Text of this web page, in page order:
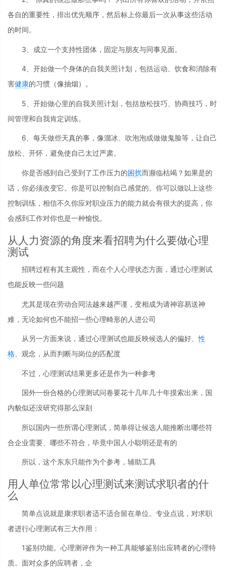
各自的重要性，排出优先顺序，然后标上你最后一次从事这些活动
的时间。
3、成立一个支持性团体，固定与朋友与同事见面。
4、开始做一个身体的自我关照计划，包括运动、饮食和消除有
害健康的习惯（像抽烟）。
5、开始做心里的自我关照计划，包括放松技巧、协商技巧，时
间管理和自我肯定训练。
6、每天做些天真的事，像溜冰、吹泡泡或做做鬼脸等，让自己
放松、开怀，避免使自己太过严肃。
你是否感到自己受到了工作压力的困扰而濒临枯竭？如果是的
话，你必须改变它。你是可以控制自己感觉的。你可以做以上这些
控制训练，相信不久你应对职业压力的能力就会有很大的提高，你
会感到工作对你也是一种愉悦。
从人力资源的角度来看招聘为什么要做心理
测试
招聘过程有其主观性，而在个人心理状态方面，通过心理测试
也能反映一些问题
尤其是现在劳动合同法越来越严谨，变相成为请神容易送神
难，无论如何也不能招一些心理畸形的人进公司
从另一方面来说，通过心理测试也能反映候选人的偏好、性
格、观念，从而判断与岗位的匹配度
不过，心理测试结果更多还是作为一种参考
国外一份合格的心理测试问卷要花十几年几十年摸索出来，国
内貌似还没研究得那么深刻
所以国内一些所谓心理测试，简单得让候选人能推断出哪些符
合企业需要、哪些不符合，毕竟中国人小聪明还是有的
所以，这个东东只能作为个参考，辅助工具
用人单位常常以心理测试来测试求职者的什
么
简单点说就是康求职者适不适合留在单位。专业点说，对求职
者进行心理测试有三大作用：
1鉴别功能。心理测评作为一种工具能够鉴别出应聘者的心理特
质。面对众多的应聘者，企